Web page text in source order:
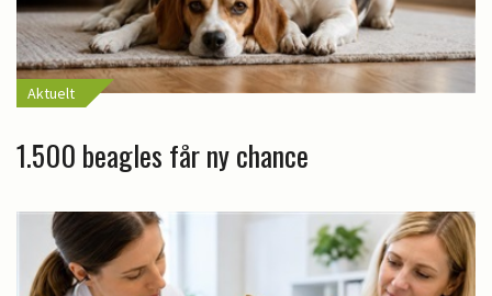
Aktuelt
1.500 beagles får ny chance